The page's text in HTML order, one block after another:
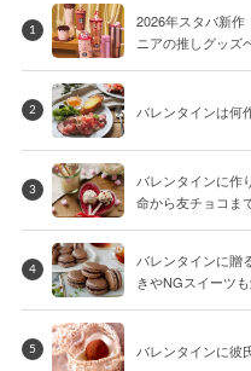
1
2026年スタバ新作
ニアの推しグッズ
2 バレンタインは何
3
バレンタインに作
命から友チョコま
4
バレンタインに贈
きやNGスイーツ
5 バレンタインに彼